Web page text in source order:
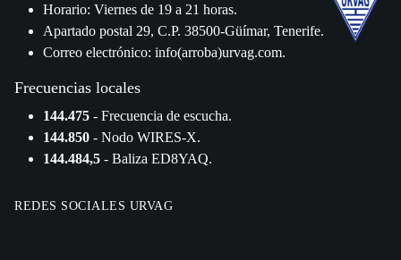
Horario: Viernes de 19 a 21 horas.
Apartado postal 29, C.P. 38500-Güímar, Tenerife.
Correo electrónico: info(arroba)urvag.com.
Frecuencias locales
144.475 - Frecuencia de escucha.
144.850 - Nodo WIRES-X.
144.484,5 - Baliza ED8YAQ.
REDES SOCIALES URVAG